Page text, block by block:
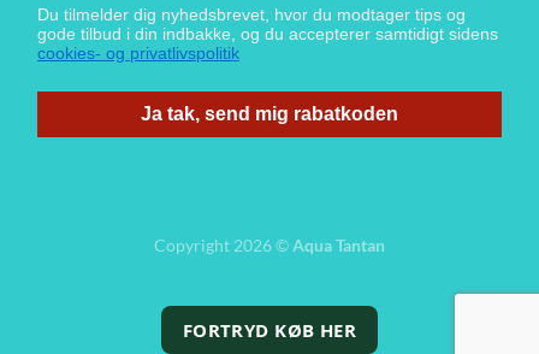
Du tilmelder dig nyhedsbrevet, hvor du modtager tips og
gode tilbud i din indbakke, og du accepterer samtidigt sidens
cookies- og privatlivspolitik
Ja tak, send mig rabatkoden
Copyright 2026 ©Aqua Tantan
FORTRYD KØB HER